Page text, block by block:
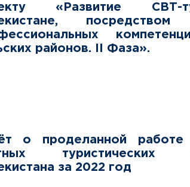
«Развитие СВТ-
посредством
районов. II Фаза».
о проделанной работе
туристических
за 2022 год